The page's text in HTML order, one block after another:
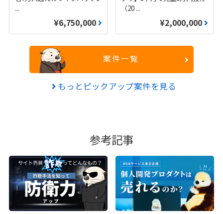
...
¥6,750,000
（20 ...
¥2,000,000
案件一覧
もっとピックアップ案件を見る
参考記事